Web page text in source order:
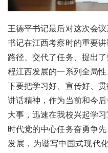
王德平书记最后对这次会
书记在江西考察时的重要
路径、交代了任务、提出
程江西发展的一系列全局
下要把学习好、宣传好、
讲话精神，作为当前和今
大事，迅速在我校兴起学
时代党的中心任务奋勇争
发展，为谱写中国式现代